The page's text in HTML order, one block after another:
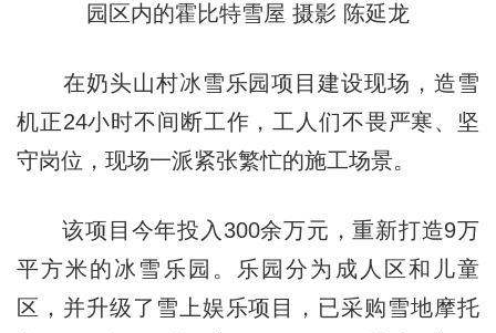
园区内的霍比特雪屋 摄影 陈延龙
在奶头山村冰雪乐园项目建设现场，造雪
机正24小时不间断工作，工人们不畏严寒、坚
守岗位，现场一派紧张繁忙的施工场景。
该项目今年投入300余万元，重新打造9万
平方米的冰雪乐园。乐园分为成人区和儿童
区，并升级了雪上娱乐项目，已采购雪地摩托